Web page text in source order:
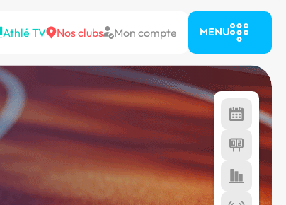
Athlé TV Nos clubs Mon compte MENU